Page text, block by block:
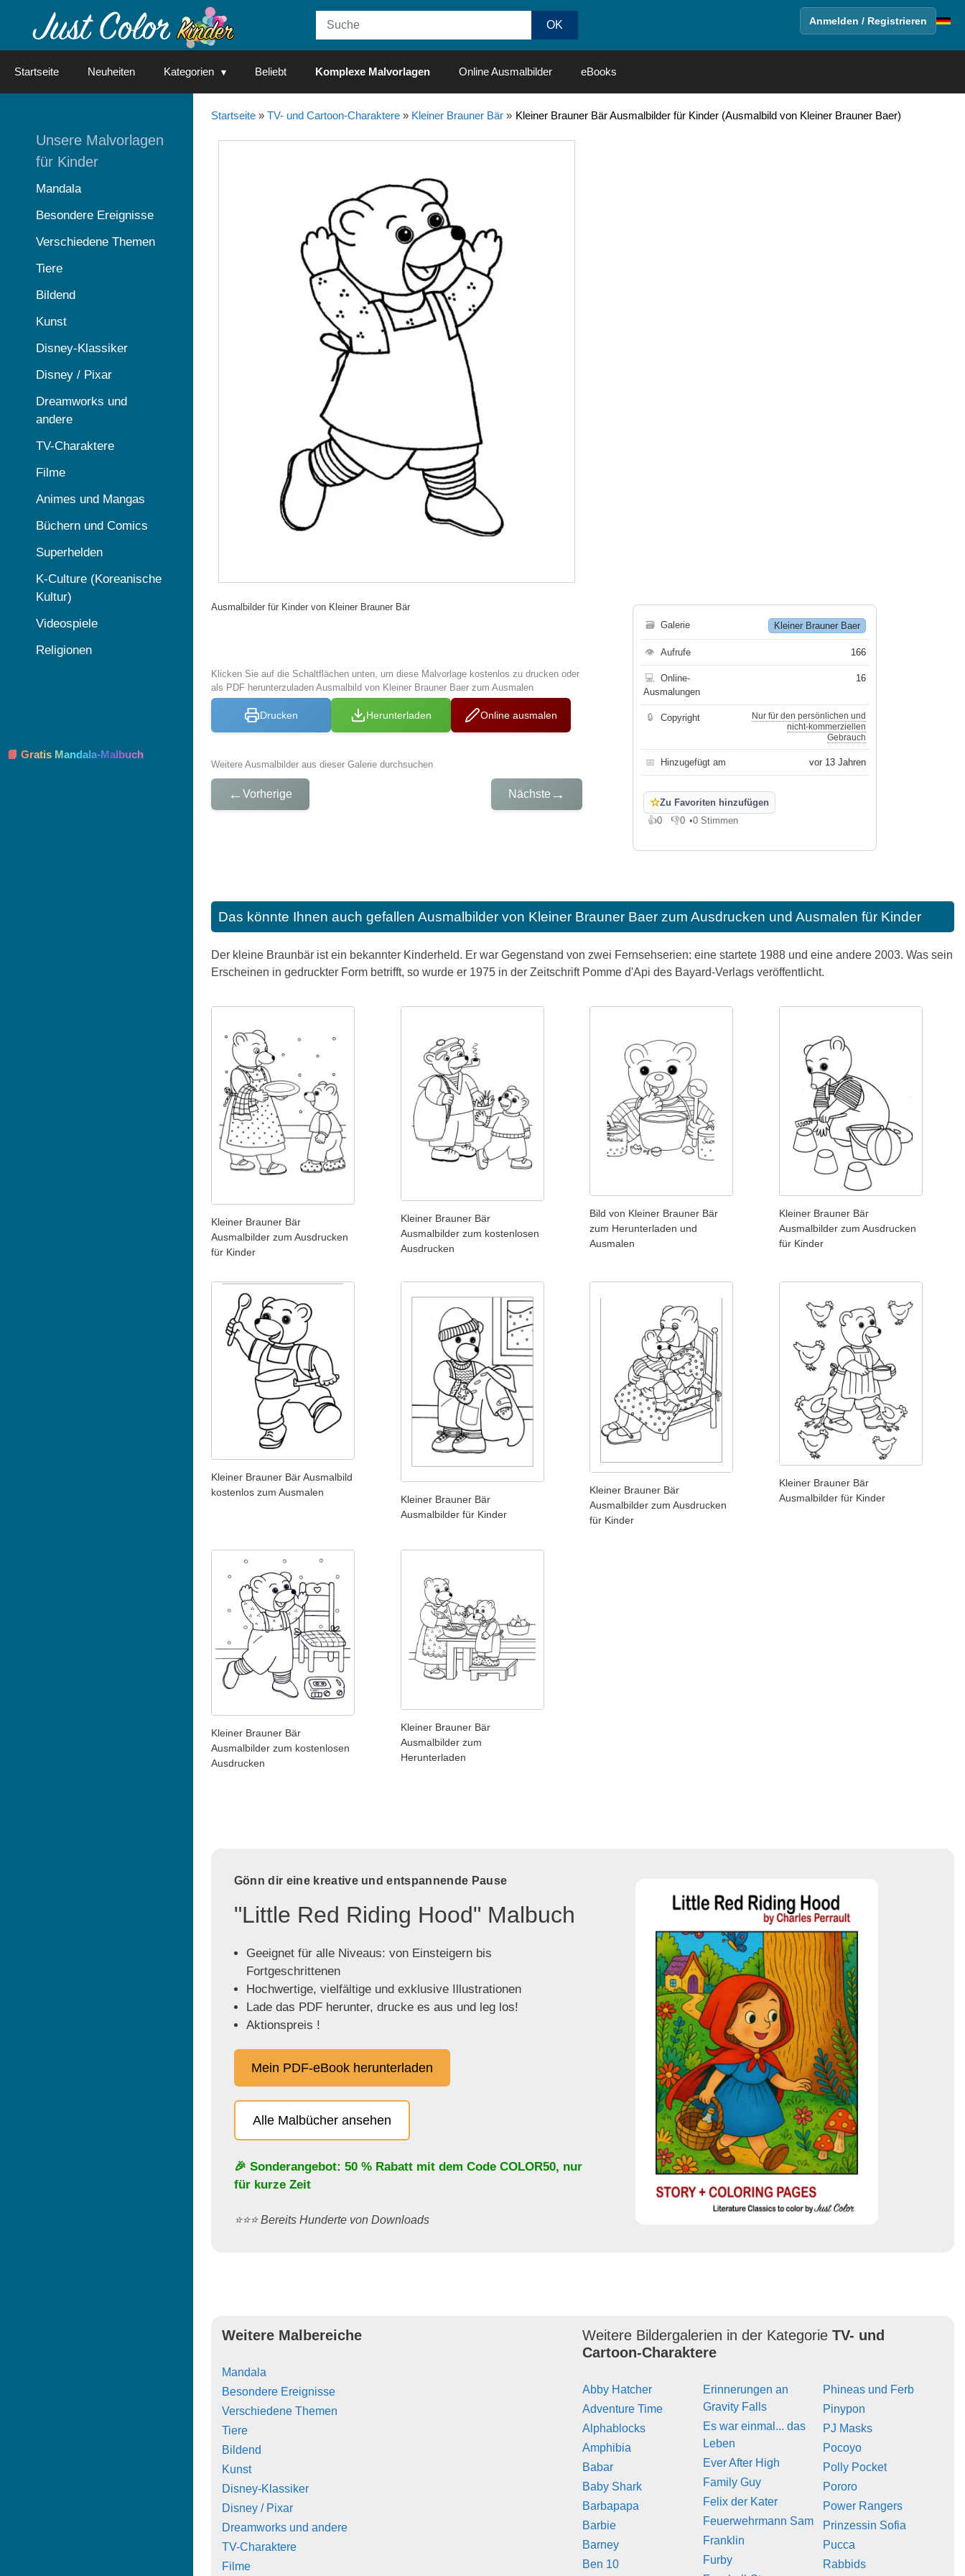
Anmelden / Registrieren
Startseite Neuheiten Kategorien Beliebt Komplexe Malvorlagen Online Ausmalbilder eBooks
Startseite» TV- und Cartoon-Charaktere» Kleiner Brauner Bär» Kleiner Brauner Bär Ausmalbilder für Kinder (Ausmalbild von Kleiner Brauner Baer)
Ausmalbilder für Kinder von Kleiner Brauner Bär
Klicken Sie auf die Schaltflächen unten, um diese Malvorlage kostenlos zu drucken oder
als PDF herunterzuladen Ausmalbild von Kleiner Brauner Baer zum Ausmalen
Drucken Herunterladen Online ausmalen
Weitere Ausmalbilder aus dieser Galerie durchsuchen
← Vorherige Nächste →
🗃 Galerie Kleiner Brauner Baer
👁 Aufrufe 166
💻
Online-
Ausmalungen
16
🔒 Copyright
Nur für den persönlichen und
nicht-kommerziellen
Gebrauch
📅 Hinzugefügt am vor 13 Jahren
☆Zu Favoriten hinzufügen
👍0
Gefällt mir
👎0
Gefällt mir nicht
•0 Stimmen
Das könnte Ihnen auch gefallen Ausmalbilder von Kleiner Brauner Baer zum Ausdrucken und Ausmalen für Kinder
Der kleine Braunbär ist ein bekannter Kinderheld. Er war Gegenstand von zwei Fernsehserien: eine startete 1988 und eine andere 2003. Was sein
Erscheinen in gedruckter Form betrifft, so wurde er 1975 in der Zeitschrift Pomme d'Api des Bayard-Verlags veröffentlicht.
Kleiner Brauner Bär
Ausmalbilder zum Ausdrucken
für Kinder
Kleiner Brauner Bär
Ausmalbilder zum kostenlosen
Ausdrucken
Bild von Kleiner Brauner Bär
zum Herunterladen und
Ausmalen
Kleiner Brauner Bär
Ausmalbilder zum Ausdrucken
für Kinder
Kleiner Brauner Bär Ausmalbild
kostenlos zum Ausmalen
Kleiner Brauner Bär
Ausmalbilder für Kinder
Kleiner Brauner Bär
Ausmalbilder zum Ausdrucken
für Kinder
Kleiner Brauner Bär
Ausmalbilder für Kinder
Kleiner Brauner Bär
Ausmalbilder zum kostenlosen
Ausdrucken
Kleiner Brauner Bär
Ausmalbilder zum
Herunterladen
Gönn dir eine kreative und entspannende Pause
"Little Red Riding Hood" Malbuch
Geeignet für alle Niveaus: von Einsteigern bis
Fortgeschrittenen
Hochwertige, vielfältige und exklusive Illustrationen
Lade das PDF herunter, drucke es aus und leg los!
Aktionspreis !
Mein PDF-eBook herunterladen
Alle Malbücher ansehen
🎉 Sonderangebot: 50 % Rabatt mit dem Code COLOR50, nur
für kurze Zeit
⭐️⭐️⭐️ Bereits Hunderte von Downloads
Weitere Malbereiche
Mandala
Besondere Ereignisse
Verschiedene Themen
Tiere
Bildend
Kunst
Disney-Klassiker
Disney / Pixar
Dreamworks und andere
TV-Charaktere
Filme
Weitere Bildergalerien in der KategorieTV- und
Cartoon-Charaktere
Abby Hatcher
Adventure Time
Alphablocks
Amphibia
Babar
Baby Shark
Barbapapa
Barbie
Barney
Ben 10
Erinnerungen an
Gravity Falls
Es war einmal... das
Leben
Ever After High
Family Guy
Felix der Kater
Feuerwehrmann Sam
Franklin
Furby
Phineas und Ferb
Pinypon
PJ Masks
Pocoyo
Polly Pocket
Pororo
Power Rangers
Prinzessin Sofia
Pucca
Rabbids
Unsere Malvorlagen
für Kinder
Mandala
Besondere Ereignisse
Verschiedene Themen
Tiere
Bildend
Kunst
Disney-Klassiker
Disney / Pixar
Dreamworks und
andere
TV-Charaktere
Filme
Animes und Mangas
Büchern und Comics
Superhelden
K-Culture (Koreanische
Kultur)
Videospiele
Religionen
📘 Gratis Mandala-Malbuch